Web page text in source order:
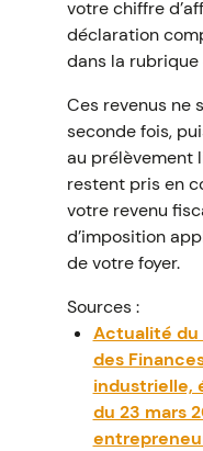
votre chiffre
déclaration
dans la rubrique
Ces revenus ne
seconde fois,
au prélèvement
restent pris en
votre revenu
d’imposition
de votre foyer.
Sources :
Actualité du
des
industrielle,
du 23 mars